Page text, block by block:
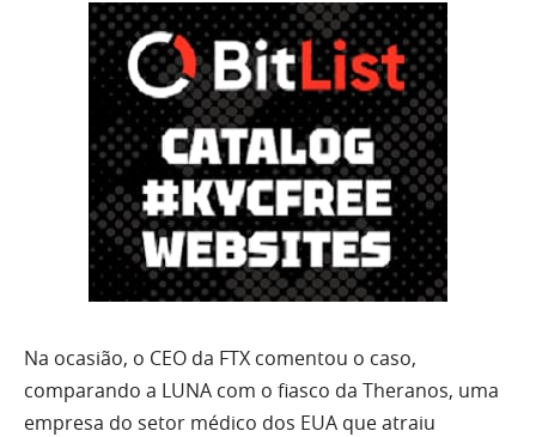
Na ocasião, o CEO da FTX comentou o caso,
comparando a LUNA com o fiasco da Theranos, uma
empresa do setor médico dos EUA que atraiu